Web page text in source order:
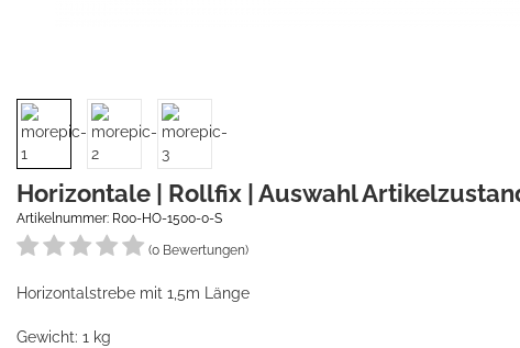
Horizontale | Rollfix | Auswahl
Artikelnummer: R00-HO-1500-0-S
(0 Bewertungen)
Horizontalstrebe mit 1,5m Länge
Gewicht: 1 kg